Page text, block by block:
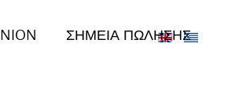
ΣΗΜΕΙΑ ΠΩΛΗΣΗΣ